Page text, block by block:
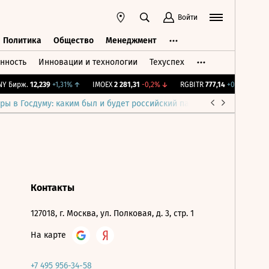
Войти
Политика Общество Менеджмент
Инновации и технологии Техуспех
Бирж. 12,239 +1,31%↑ IMOEX 2 281,31 -0,2%↓ RGBITR 777,14 +0,2%
в Госдуму: каким был и будет российский парламент
Контакты
127018, г. Москва, ул. Полковая, д. 3, стр. 1
На карте
+7 495 956-34-58